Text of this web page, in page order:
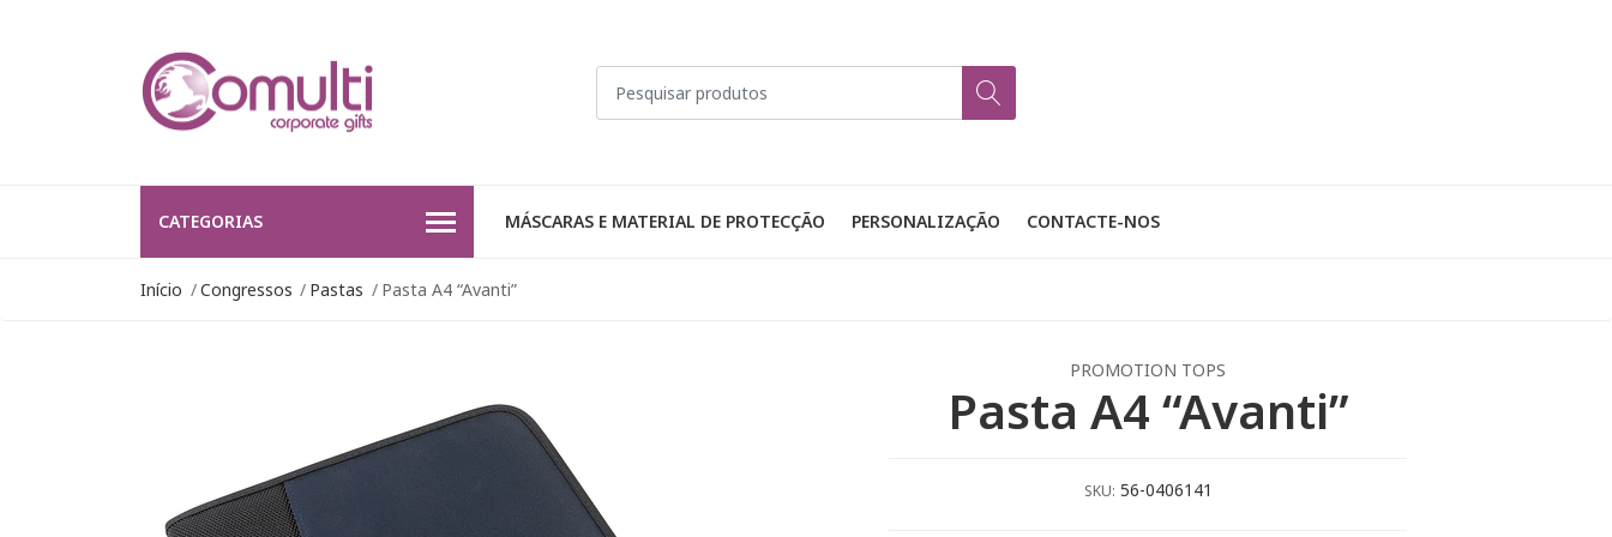
CATEGORIAS MÁSCARAS E MATERIAL DE PROTECÇÃO PERSONALIZAÇÃO CONTACTE-NOS
Início Congressos Pastas Pasta A4 “Avanti”
PROMOTION TOPS
Pasta A4 “Avanti”
SKU: 56-0406141